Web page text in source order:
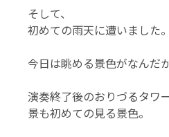
そして、
初めての雨天に遭いました。
今日は眺める景色がなんだ
演奏終了後のおりづるタワ
景も初めての見る景色。